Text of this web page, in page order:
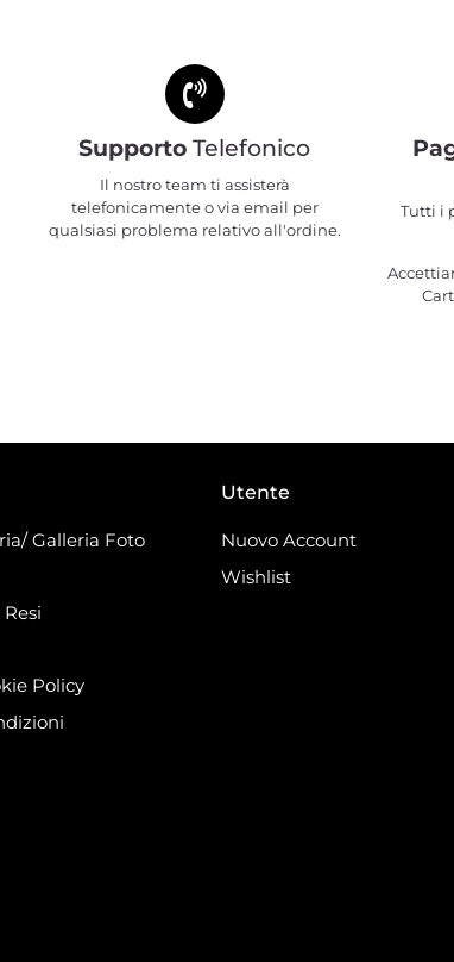
Supporto Telefonico
Il nostro team ti assisterà
telefonicamente o via email per
qualsiasi problema relativo all'ordine.
Tutti i
Galleria Foto
Policy
Utente
Nuovo Account
Wishlist